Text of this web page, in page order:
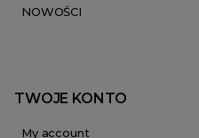
NOWOŚCI
TWOJE KONTO
My account